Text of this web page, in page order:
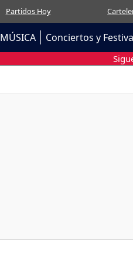
Partidos Hoy
MÚSICA Conciertos y